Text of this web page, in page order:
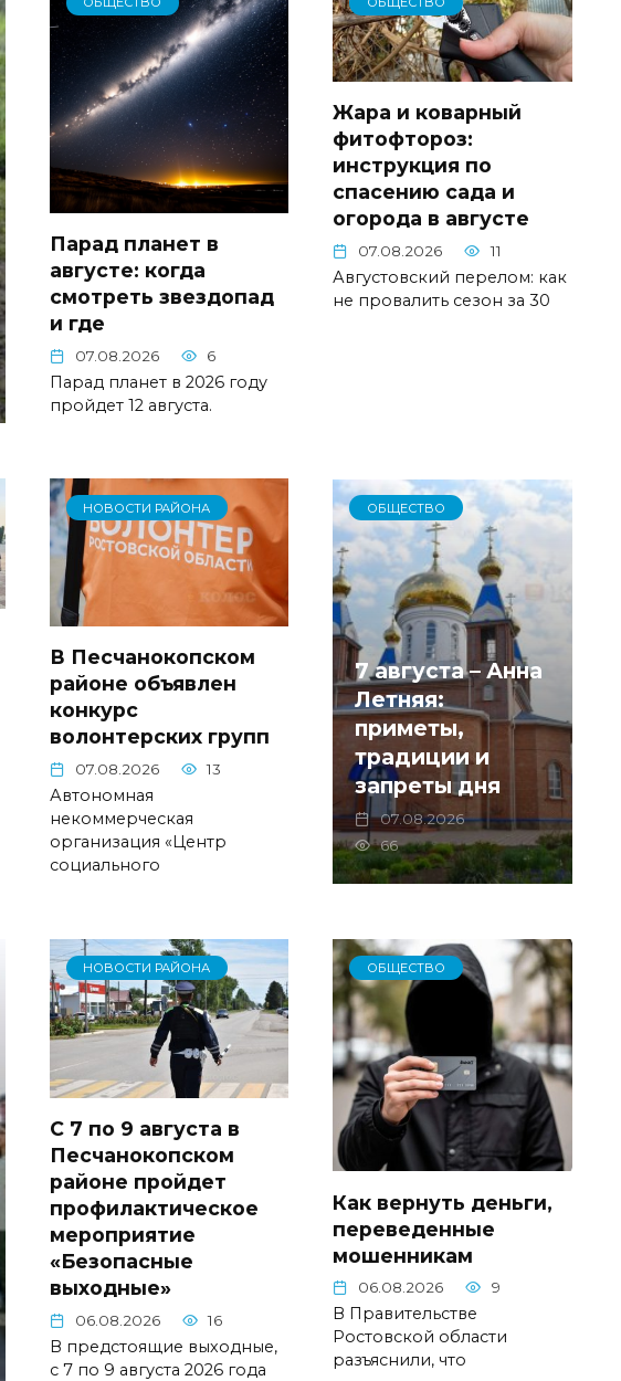
Парад планет в
августе: когда
смотреть звездопад
и где
07.08.2026 6
Парад планет в 2026 году
пройдет 12 августа.
Жара и коварный
фитофтороз:
инструкция по
спасению сада и
огорода в августе
07.08.2026 11
Августовский перелом: как
не провалить сезон за 30
НОВОСТИ РАЙОНА
В Песчанокопском
районе объявлен
конкурс
волонтерских групп
07.08.2026 13
Автономная
некоммерческая
организация «Центр
социального
ОБЩЕСТВО
7 августа – Анна
Летняя:
приметы,
традиции и
запреты дня
07.08.2026
66
НОВОСТИ РАЙОНА
С 7 по 9 августа в
Песчанокопском
районе пройдет
профилактическое
мероприятие
«Безопасные
выходные»
06.08.2026 16
В предстоящие выходные,
с 7 по 9 августа 2026 года
ОБЩЕСТВО
Как вернуть деньги,
переведенные
мошенникам
06.08.2026 9
В Правительстве
Ростовской области
разъяснили, что